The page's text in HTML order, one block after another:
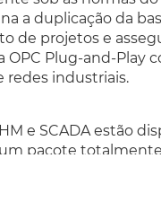
a duplicação da
de projetos e
Plug-and-Play
redes industriais.
e SCADA estão
pacote
para múltiplos alvos.